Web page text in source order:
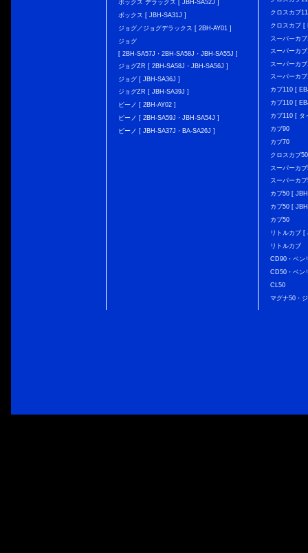
ボックス デラックス [ JBH-SA52J ]
ボックス [ JBH-SA31J ]
ジョグ／ジョグデラックス [ 2BH-AY01 ]
ジョグ
[ 2BH-SA57J・2BH-SA58J・JBH-SA55J ]
ジョグZR [ 2BH-SA58J・JBH-SA56J ]
ジョグ [ JBH-SA36J ]
ジョグZR [ JBH-SA39J ]
ビーノ [ 2BH-AY02 ]
ビーノ [ 2BH-SA59J・JBH-SA54J ]
ビーノ [ JBH-SA37J・BA-SA26J ]
クロスカブ
クロスカブ [
スーパーカ
スーパーカ
スーパーカ
スーパーカ
カブ110 [
カブ110 [
カブ110 [ タ
カブ90
カブ70
クロスカブ
スーパーカ
スーパーカ
カブ50 [
カブ50 [
カブ50
リトルカブ
リトルカブ
CD90・ベン
CD50・ベン
CL50
マグナ50・